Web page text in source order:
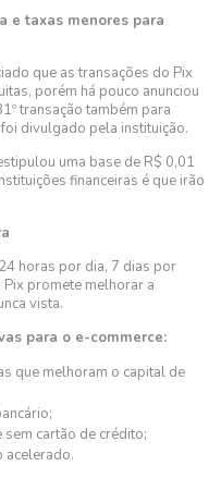
e taxas menores para
que as transações do Pix
porém há pouco anunciou
transação também para
divulgado pela instituição.
uma base de R$ 0,01
financeiras é que irão
horas por dia, 7 dias por
Pix promete melhorar a
vista.
para o e-commerce:
que melhoram o capital de
cartão de crédito;
acelerado.